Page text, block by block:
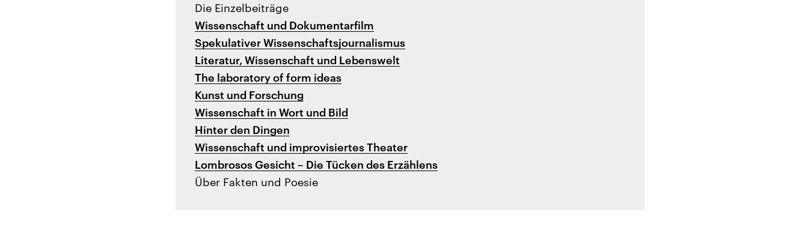
Die Einzelbeiträge
Wissenschaft und Dokumentarfilm
Spekulativer Wissenschaftsjournalismus
Literatur, Wissenschaft und Lebenswelt
The laboratory of form ideas
Kunst und Forschung
Wissenschaft in Wort und Bild
Hinter den Dingen
Wissenschaft und improvisiertes Theater
Lombrosos Gesicht – Die Tücken des Erzählens
Über Fakten und Poesie